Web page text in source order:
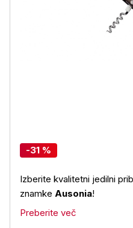
-31 %
Izberite kvalitetni jedilni
znamke Ausonia!
Preberite več